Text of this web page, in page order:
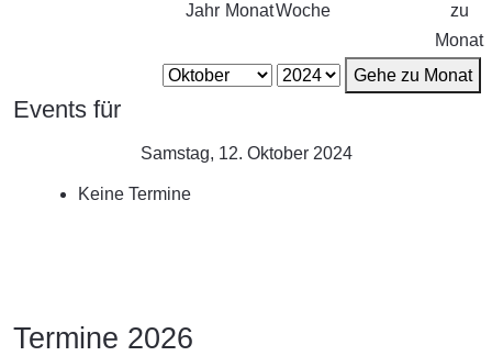
Jahr MonatWoche
zu
Monat
Gehe zu Monat
Events für
Samstag, 12. Oktober 2024
Keine Termine
Termine 2026